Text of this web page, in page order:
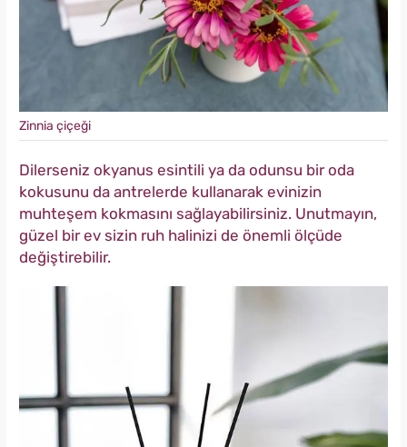
Zinnia çiçeği
Dilerseniz okyanus esintili ya da odunsu bir oda
kokusunu da antrelerde kullanarak evinizin
muhteşem kokmasını sağlayabilirsiniz. Unutmayın,
güzel bir ev sizin ruh halinizi de önemli ölçüde
değiştirebilir.